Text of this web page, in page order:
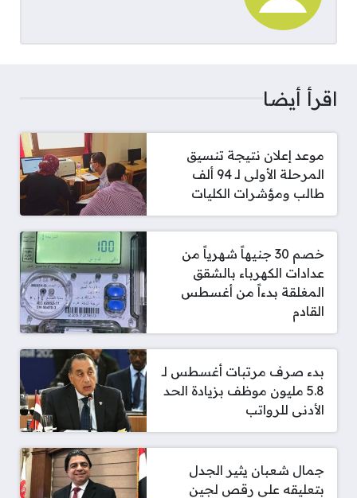
اقرأ أيضا
موعد إعلان نتيجة تنسيق
المرحلة الأولى لـ 94 ألف
طالب ومؤشرات الكليات
خصم 30 جنيهاً شهرياً من
عدادات الكهرباء بالشقق
المغلقة بدءاً من أغسطس
القادم
بدء صرف مرتبات أغسطس لـ
5.8 مليون موظف بزيادة الحد
الأدنى للرواتب
جمال شعبان يثير الجدل
بتعليقه على رقص لجين